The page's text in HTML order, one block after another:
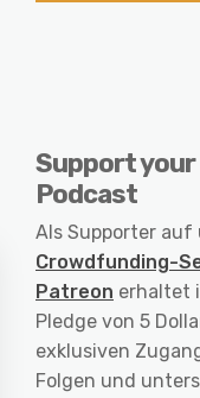
Support your
Podcast
Als Supporter auf
Crowdfunding-
Patreon erhaltet
Pledge von 5
exklusiven
Folgen und